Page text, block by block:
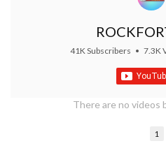
41K Subscribers • 7.3K
There are no videos
1